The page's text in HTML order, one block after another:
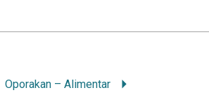
Oporakan – Alimentar